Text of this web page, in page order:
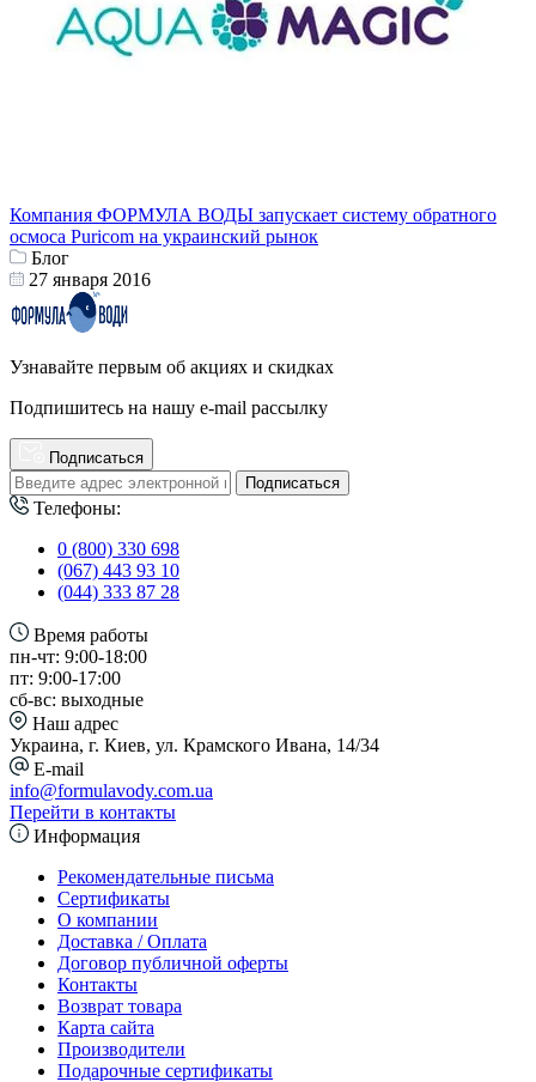
Компания ФОРМУЛА ВОДЫ запускает систему обратного
осмоса Puricom на украинский рынок
Блог
27 января 2016
Узнавайте первым об акциях и скидках
Подпишитесь на нашу e-mail рассылку
Подписаться
Подписаться
Телефоны:
0 (800) 330 698
(067) 443 93 10
(044) 333 87 28
Время работы
пн-чт: 9:00-18:00
пт: 9:00-17:00
сб-вс: выходные
Наш адрес
Украина, г. Киев, ул. Крамского Ивана, 14/34
E-mail
info@formulavody.com.ua
Перейти в контакты
Информация
Рекомендательные письма
Сертификаты
О компании
Доставка / Оплата
Договор публичной оферты
Контакты
Возврат товара
Карта сайта
Производители
Подарочные сертификаты